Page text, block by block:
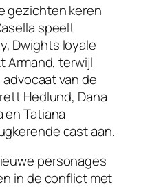
gezichten keren
speelt
Dwights loyale
Armand, terwijl
van de
Hedlund, Dana
en Tatiana
cast aan.
personages
in de conflict met